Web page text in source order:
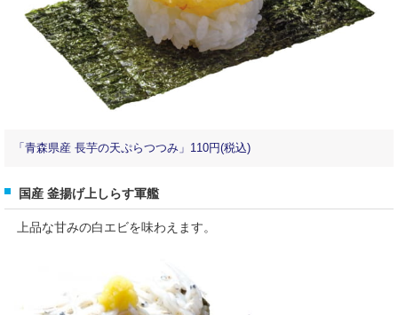
「青森県産 長芋の天ぷらつつみ」110円(税込)
国産 釜揚げ上しらす軍艦
上品な甘みの白エビを味わえます。